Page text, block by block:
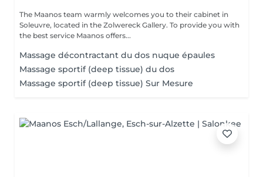
The Maanos team warmly welcomes you to their cabinet in
Soleuvre, located in the Zolwereck Gallery. To provide you with
the best service Maanos offers...
Massage décontractant du dos nuque épaules
Massage sportif (deep tissue) du dos
Massage sportif (deep tissue) Sur Mesure